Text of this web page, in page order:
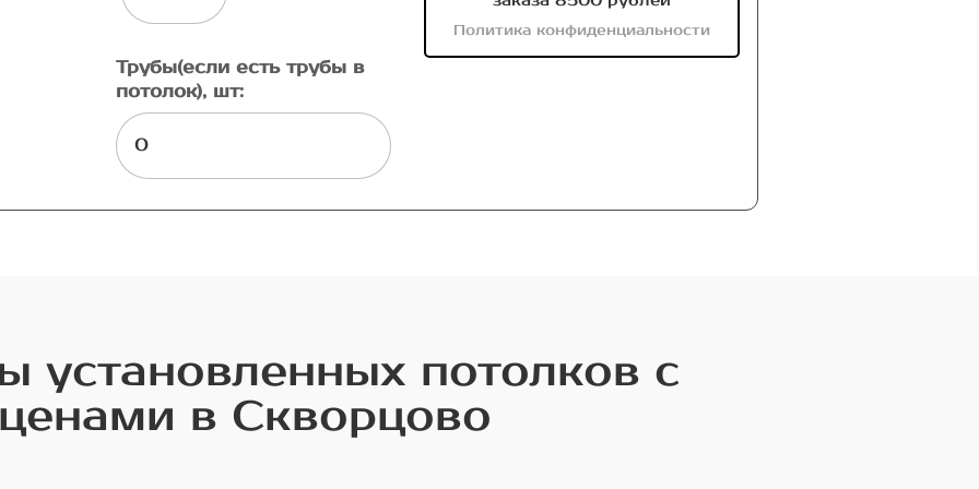
Трубы(если есть трубы в
потолок), шт:
Политика конфиденциальности
установленных потолков с
ценами в Скворцово